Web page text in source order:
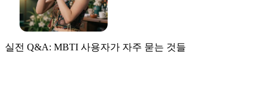
실전 Q&A: MBTI 사용자가 자주 묻는 것들